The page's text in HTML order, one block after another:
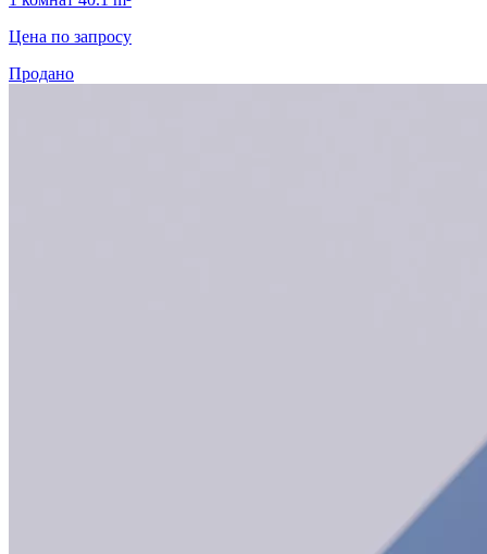
Цена по запросу
Продано